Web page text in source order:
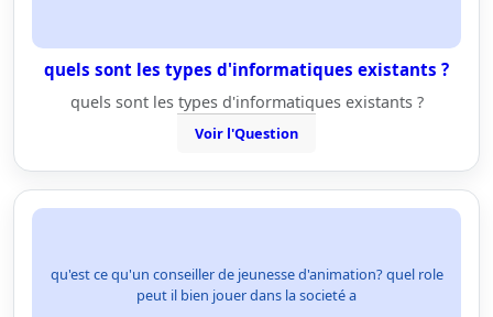
quels sont les types d'informatiques existants ?
quels sont les types d'informatiques existants ?
Voir l'Question
qu'est ce qu'un conseiller de jeunesse d'animation? quel role
peut il bien jouer dans la societé a